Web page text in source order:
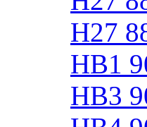
H27
HB1
HB3